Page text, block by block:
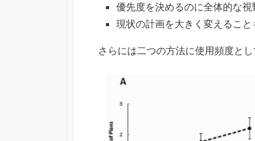
優先度を決めるのに全体的な視
現状の計画を大きく変えること
さらには二つの方法に使用頻度と